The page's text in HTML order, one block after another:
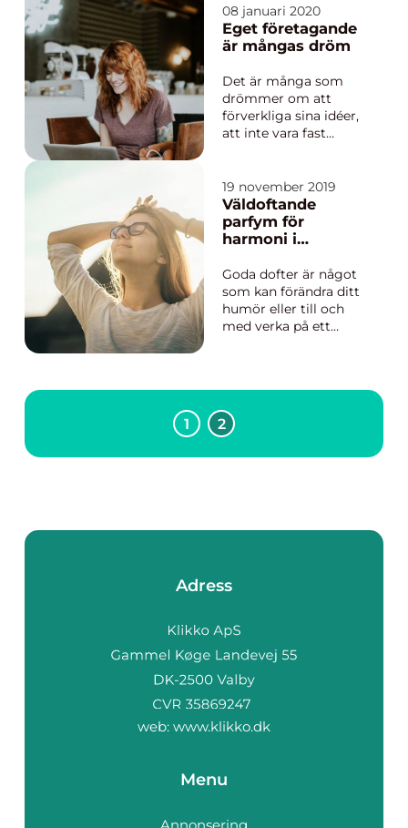
kan koppla av när
man kommer hem
från skola eller jobb
tiden...
08 januari 2020
Eget företagande
är mångas dröm
Det är många som
drömmer om att
förverkliga sina idéer,
att inte vara fast
ett kontor från 08:00-
16:00 måndag till
fredag.Att inte ha en
chef och kunna g...
19 november 2019
Väldoftande
parfym för
harmoni i
Goda dofter är något
som kan förändra ditt
humör eller till och
med verka på ett
uppiggande effekt
och vanilj kan göra att
man känner sig lugn
1 2
Adress
web: www.klikko.dk
Menu
Annonsering